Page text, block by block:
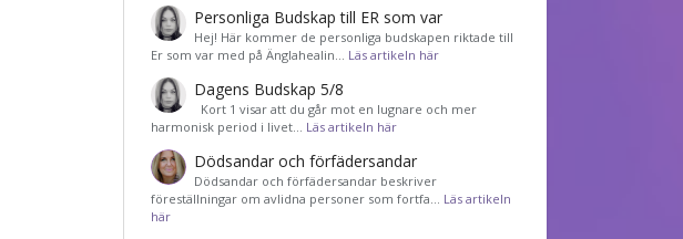
Personliga Budskap till ER som var
Hej! Här kommer de personliga budskapen riktade till
Er som var med på Änglahealin… Läs artikeln här
Dagens Budskap 5/8
Kort 1 visar att du går mot en lugnare och mer
harmonisk period i livet… Läs artikeln här
Dödsandar och förfädersandar
Dödsandar och förfädersandar beskriver
föreställningar om avlidna personer som fortfa… Läs artikeln
här